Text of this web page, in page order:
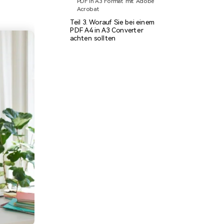
Acrobat
Teil 3. Worauf Sie bei einem
PDF A4 in A3 Converter
achten sollten